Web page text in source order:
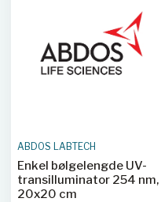
ABDOS LABTECH
Enkel bølgelengde UV-
transilluminator 254 nm,
20x20 cm